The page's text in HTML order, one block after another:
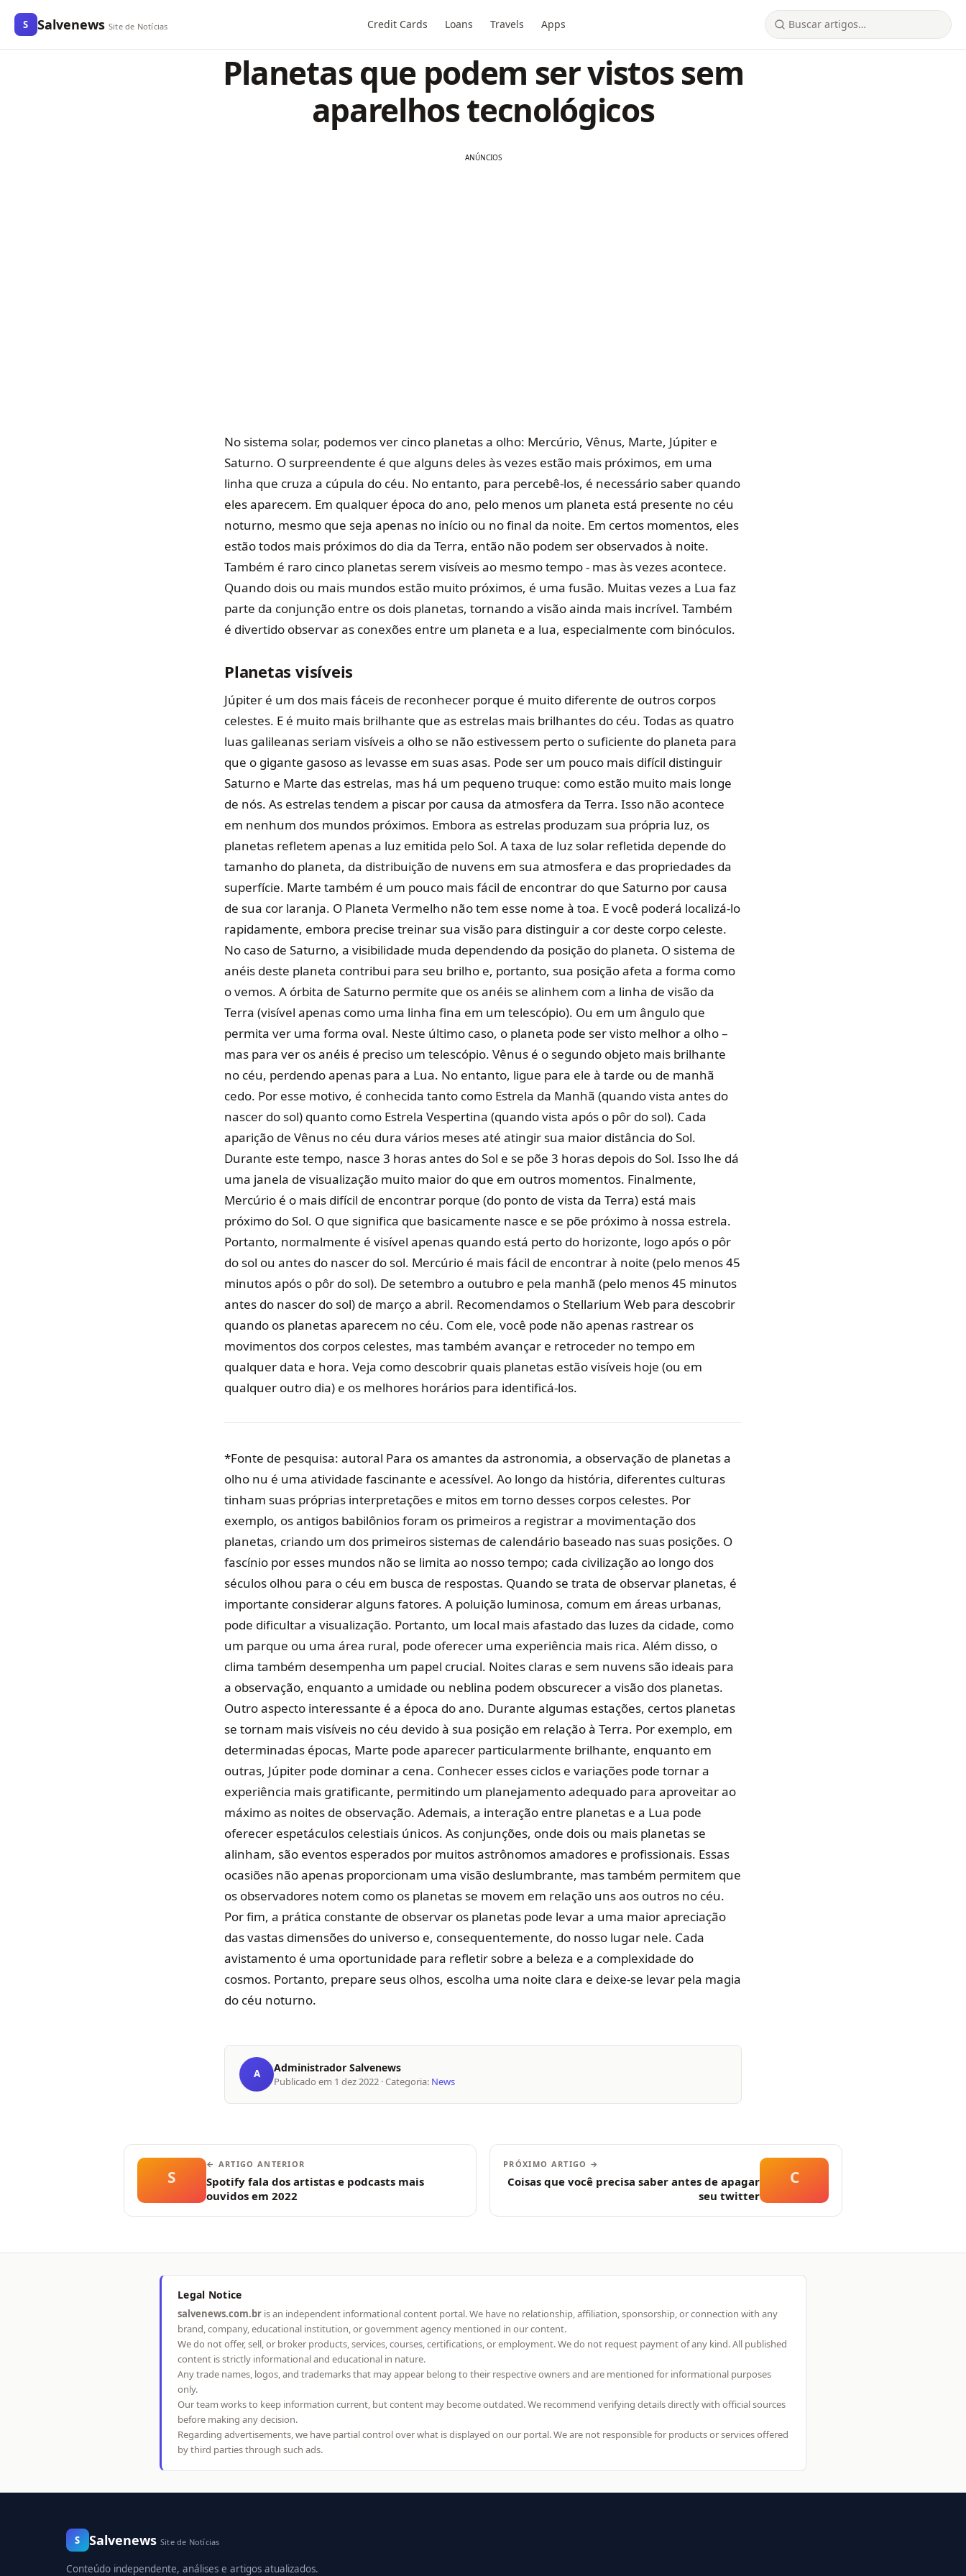
S Salvenews Site de Notícias Credit Cards Loans Travels Apps
Planetas que podem ser vistos sem
aparelhos tecnológicos
ANÚNCIOS
No sistema solar, podemos ver cinco planetas a olho: Mercúrio, Vênus, Marte, Júpiter e
Saturno. O surpreendente é que alguns deles às vezes estão mais próximos, em uma
linha que cruza a cúpula do céu. No entanto, para percebê-los, é necessário saber quando
eles aparecem. Em qualquer época do ano, pelo menos um planeta está presente no céu
noturno, mesmo que seja apenas no início ou no final da noite. Em certos momentos, eles
estão todos mais próximos do dia da Terra, então não podem ser observados à noite.
Também é raro cinco planetas serem visíveis ao mesmo tempo - mas às vezes acontece.
Quando dois ou mais mundos estão muito próximos, é uma fusão. Muitas vezes a Lua faz
parte da conjunção entre os dois planetas, tornando a visão ainda mais incrível. Também
é divertido observar as conexões entre um planeta e a lua, especialmente com binóculos.
Planetas visíveis
Júpiter é um dos mais fáceis de reconhecer porque é muito diferente de outros corpos
celestes. E é muito mais brilhante que as estrelas mais brilhantes do céu. Todas as quatro
luas galileanas seriam visíveis a olho se não estivessem perto o suficiente do planeta para
que o gigante gasoso as levasse em suas asas. Pode ser um pouco mais difícil distinguir
Saturno e Marte das estrelas, mas há um pequeno truque: como estão muito mais longe
de nós. As estrelas tendem a piscar por causa da atmosfera da Terra. Isso não acontece
em nenhum dos mundos próximos. Embora as estrelas produzam sua própria luz, os
planetas refletem apenas a luz emitida pelo Sol. A taxa de luz solar refletida depende do
tamanho do planeta, da distribuição de nuvens em sua atmosfera e das propriedades da
superfície. Marte também é um pouco mais fácil de encontrar do que Saturno por causa
de sua cor laranja. O Planeta Vermelho não tem esse nome à toa. E você poderá localizá-lo
rapidamente, embora precise treinar sua visão para distinguir a cor deste corpo celeste.
No caso de Saturno, a visibilidade muda dependendo da posição do planeta. O sistema de
anéis deste planeta contribui para seu brilho e, portanto, sua posição afeta a forma como
o vemos. A órbita de Saturno permite que os anéis se alinhem com a linha de visão da
Terra (visível apenas como uma linha fina em um telescópio). Ou em um ângulo que
permita ver uma forma oval. Neste último caso, o planeta pode ser visto melhor a olho –
mas para ver os anéis é preciso um telescópio. Vênus é o segundo objeto mais brilhante
no céu, perdendo apenas para a Lua. No entanto, ligue para ele à tarde ou de manhã
cedo. Por esse motivo, é conhecida tanto como Estrela da Manhã (quando vista antes do
nascer do sol) quanto como Estrela Vespertina (quando vista após o pôr do sol). Cada
aparição de Vênus no céu dura vários meses até atingir sua maior distância do Sol.
Durante este tempo, nasce 3 horas antes do Sol e se põe 3 horas depois do Sol. Isso lhe dá
uma janela de visualização muito maior do que em outros momentos. Finalmente,
Mercúrio é o mais difícil de encontrar porque (do ponto de vista da Terra) está mais
próximo do Sol. O que significa que basicamente nasce e se põe próximo à nossa estrela.
Portanto, normalmente é visível apenas quando está perto do horizonte, logo após o pôr
do sol ou antes do nascer do sol. Mercúrio é mais fácil de encontrar à noite (pelo menos 45
minutos após o pôr do sol). De setembro a outubro e pela manhã (pelo menos 45 minutos
antes do nascer do sol) de março a abril. Recomendamos o Stellarium Web para descobrir
quando os planetas aparecem no céu. Com ele, você pode não apenas rastrear os
movimentos dos corpos celestes, mas também avançar e retroceder no tempo em
qualquer data e hora. Veja como descobrir quais planetas estão visíveis hoje (ou em
qualquer outro dia) e os melhores horários para identificá-los.
*Fonte de pesquisa: autoral Para os amantes da astronomia, a observação de planetas a
olho nu é uma atividade fascinante e acessível. Ao longo da história, diferentes culturas
tinham suas próprias interpretações e mitos em torno desses corpos celestes. Por
exemplo, os antigos babilônios foram os primeiros a registrar a movimentação dos
planetas, criando um dos primeiros sistemas de calendário baseado nas suas posições. O
fascínio por esses mundos não se limita ao nosso tempo; cada civilização ao longo dos
séculos olhou para o céu em busca de respostas. Quando se trata de observar planetas, é
importante considerar alguns fatores. A poluição luminosa, comum em áreas urbanas,
pode dificultar a visualização. Portanto, um local mais afastado das luzes da cidade, como
um parque ou uma área rural, pode oferecer uma experiência mais rica. Além disso, o
clima também desempenha um papel crucial. Noites claras e sem nuvens são ideais para
a observação, enquanto a umidade ou neblina podem obscurecer a visão dos planetas.
Outro aspecto interessante é a época do ano. Durante algumas estações, certos planetas
se tornam mais visíveis no céu devido à sua posição em relação à Terra. Por exemplo, em
determinadas épocas, Marte pode aparecer particularmente brilhante, enquanto em
outras, Júpiter pode dominar a cena. Conhecer esses ciclos e variações pode tornar a
experiência mais gratificante, permitindo um planejamento adequado para aproveitar ao
máximo as noites de observação. Ademais, a interação entre planetas e a Lua pode
oferecer espetáculos celestiais únicos. As conjunções, onde dois ou mais planetas se
alinham, são eventos esperados por muitos astrônomos amadores e profissionais. Essas
ocasiões não apenas proporcionam uma visão deslumbrante, mas também permitem que
os observadores notem como os planetas se movem em relação uns aos outros no céu.
Por fim, a prática constante de observar os planetas pode levar a uma maior apreciação
das vastas dimensões do universo e, consequentemente, do nosso lugar nele. Cada
avistamento é uma oportunidade para refletir sobre a beleza e a complexidade do
cosmos. Portanto, prepare seus olhos, escolha uma noite clara e deixe-se levar pela magia
do céu noturno.
A Administrador Salvenews
Publicado em 1 dez 2022 · Categoria: News
S
← ARTIGO ANTERIOR
Spotify fala dos artistas e podcasts mais
ouvidos em 2022
C
PRÓXIMO ARTIGO →
Coisas que você precisa saber antes de apagar
seu twitter
Legal Notice
salvenews.com.br is an independent informational content portal. We have no relationship, affiliation, sponsorship, or connection with any
brand, company, educational institution, or government agency mentioned in our content.
We do not offer, sell, or broker products, services, courses, certifications, or employment. We do not request payment of any kind. All published
content is strictly informational and educational in nature.
Any trade names, logos, and trademarks that may appear belong to their respective owners and are mentioned for informational purposes
only.
Our team works to keep information current, but content may become outdated. We recommend verifying details directly with official sources
before making any decision.
Regarding advertisements, we have partial control over what is displayed on our portal. We are not responsible for products or services offered
by third parties through such ads.
S Salvenews Site de Notícias
Conteúdo independente, análises e artigos atualizados.